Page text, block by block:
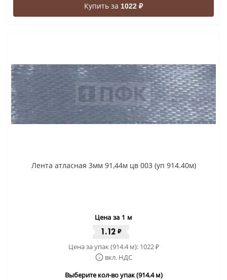
Купить за 1022 ₽
Лента атласная 3мм 91,44м цв 003 (уп 914.40м)
Цена за 1 м
1.12 ₽
Цена за упак (914.4 м): 1022₽
вкл. НДС
Выберите кол-во упак (914.4 м)